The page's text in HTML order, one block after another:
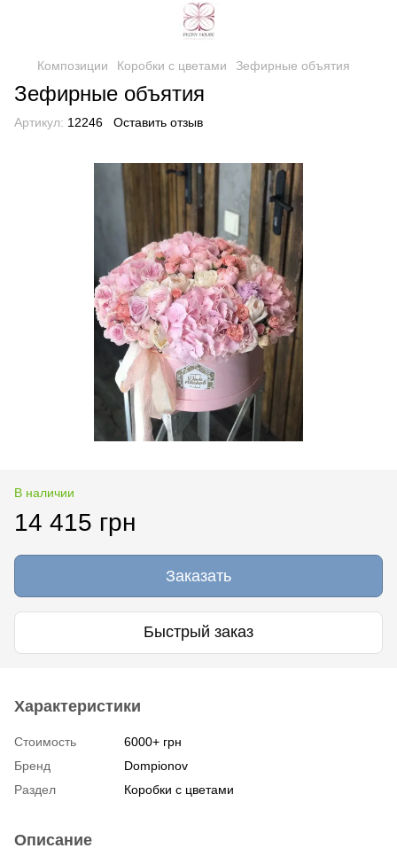
Композиции Коробки с цветами Зефирные объятия
Зефирные объятия
Артикул: 12246 Оставить отзыв
В наличии
14 415 грн
Заказать
Быстрый заказ
Характеристики
Стоимость
6000+ грн
Бренд
Dompionov
Раздел
Коробки с цветами
Описание